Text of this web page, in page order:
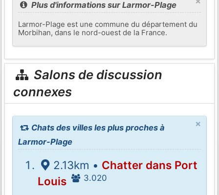
Plus d'informations sur Larmor-Plage
Larmor-Plage est une commune du département du
Morbihan, dans le nord-ouest de la France.
Salons de discussion
connexes
×
Chats des villes les plus proches à
Larmor-Plage
2.13km • Chatter dans Port
Louis
3.020